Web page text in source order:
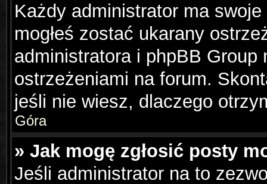
Każdy administrator ma
mogłeś zostać ukarany
administratora i phpBB Group
ostrzeżeniami na forum.
jeśli nie wiesz, dlaczego
Góra
» Jak mogę zgłosić posty
Jeśli administrator na to